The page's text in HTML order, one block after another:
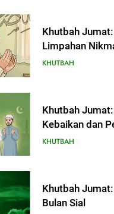
Khutbah
Limpahan
KHUTBAH
Khutbah
Kebaikan dan
dalam Jiwa
KHUTBAH
Khutbah
Bulan Sial